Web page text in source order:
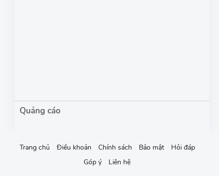
Trang chủ Điều khoản Chính sách Bảo mật
Hỏi đáp
Góp ý
Liên hệ